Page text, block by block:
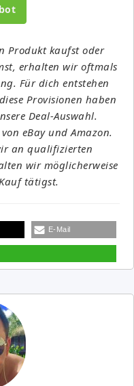
Produkt kaufst oder
erhalten wir oftmals
Für dich entstehen
Provisionen haben
Deal-Auswahl.
eBay und Amazon.
an qualifizierten
wir möglicherweise
tätigst.
E-Mail